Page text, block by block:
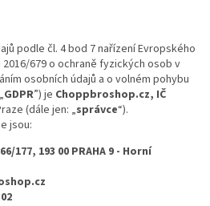
podle čl. 4 bod 7 nařízení Evropského
2016/679 o ochraně fyzických osob v
osobních údajů a o volném pohybu
GDPR”) je Choppbroshop.cz, IČ
(dále jen: „správce“).
jsou:
177, 193 00 PRAHA 9 - Horní